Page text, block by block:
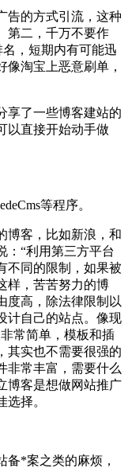
告的方式引流，这种
第二，千万不要作
名，短期内有可能迅
淘宝上恶意刷单，
享了一些博客建站的
以直接开始动手做
等程序。
博客，比如新浪，和
：“利用第三方平台
不同的限制，如果被
样，苦苦努力的博
度高，除法律限制以
计自己的站点。像现
常简单，模板和插
其实也不需要很强的
非常丰富，需要什么
博客是想做网站推广
择。
备*案之类的麻烦，